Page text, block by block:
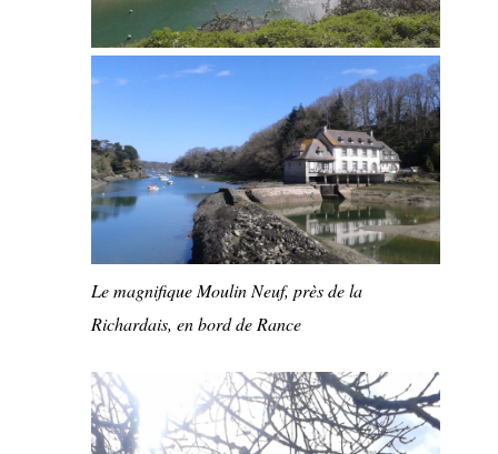
Le magnifique Moulin Neuf, près de la
Richardais, en bord de Rance